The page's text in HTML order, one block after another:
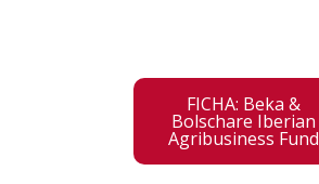
FICHA: Beka &
Bolschare Iberian
Agribusiness Fund